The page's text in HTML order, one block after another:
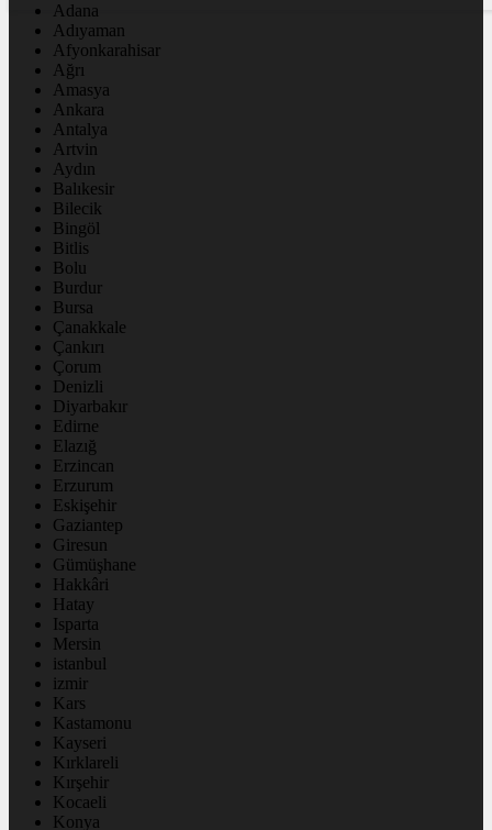
Adana
Adıyaman
Afyonkarahisar
Ağrı
Amasya
Ankara
Antalya
Artvin
Aydın
Balıkesir
Bilecik
Bingöl
Bitlis
Bolu
Burdur
Bursa
Çanakkale
Çankırı
Çorum
Denizli
Diyarbakır
Edirne
Elazığ
Erzincan
Erzurum
Eskişehir
Gaziantep
Giresun
Gümüşhane
Hakkâri
Hatay
Isparta
Mersin
istanbul
izmir
Kars
Kastamonu
Kayseri
Kırklareli
Kırşehir
Kocaeli
Konya